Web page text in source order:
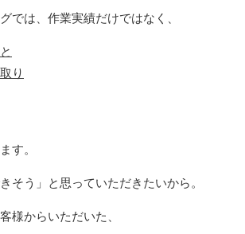
では、作業実績だけではなく、
り
す。
そう」と思っていただきたいから。
様からいただいた、